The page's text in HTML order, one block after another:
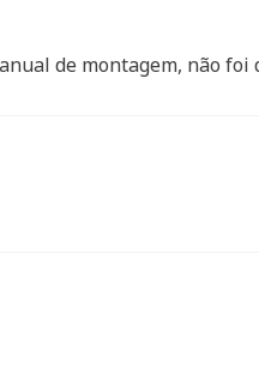
de montagem, não foi